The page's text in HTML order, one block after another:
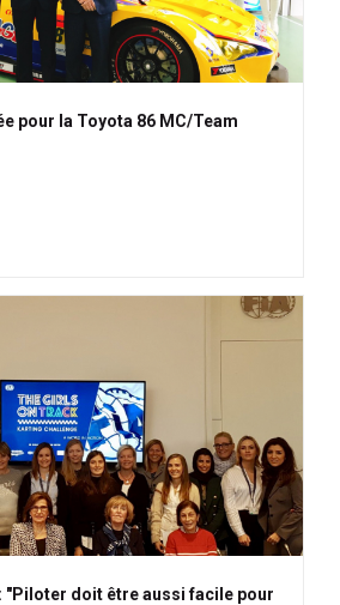
pour la Toyota 86 MC/Team
"Piloter doit être aussi facile pour